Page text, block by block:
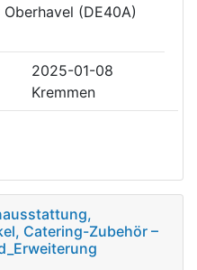
(DE40A)
2025-01-08
Kremmen
Catering-Zubehör –